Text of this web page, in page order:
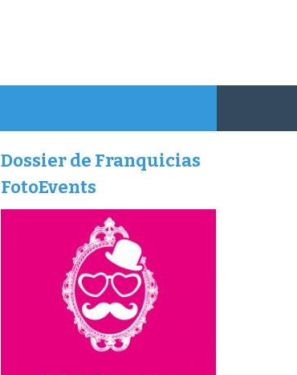
Dossier de Franquicias
FotoEvents